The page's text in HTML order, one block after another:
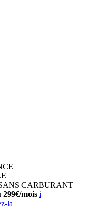
CARBURANT
mois i
la